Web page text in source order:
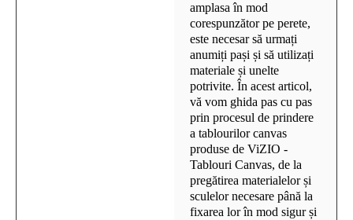
amplasa în mod
corespunzător pe perete,
este necesar să urmați
anumiți pași și să utilizați
materiale și unelte
potrivite. În acest articol,
vă vom ghida pas cu pas
prin procesul de prindere
a tablourilor canvas
produse de ViZIO -
Tablouri Canvas, de la
pregătirea materialelor și
sculelor necesare până la
fixarea lor în mod sigur și